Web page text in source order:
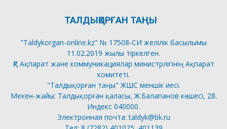
ТАЛДЫҚОРҒАН ТАҢЫ
"Taldykorgan-online.kz" № 17508-СИ желілік басылымы
11.02.2019 жылы тіркелген.
ҚР Ақпарат және коммуникациялар министрлігінің Ақпарат
комитеті.
"Талдықорған таңы" ЖШС меншік иесі.
Мекен-жайы: Талдықорған қаласы, Ж.Балапанов көшесі, 28.
Индекс 040000.
Электронная почта: taldyk@bk.ru